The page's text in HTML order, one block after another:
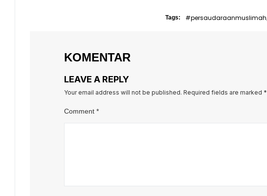
Tags: #persaudaraanmuslimah
KOMENTAR
LEAVE A REPLY
Your email address will not be published. Required fields are marked *
Comment *